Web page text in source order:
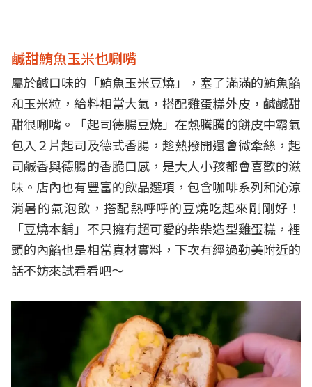
鹹甜鮪魚玉米也唰嘴
屬於鹹口味的「鮪魚玉米豆燒」，塞了滿滿的鮪魚餡
和玉米粒，給料相當大氣，搭配雞蛋糕外皮，鹹鹹甜
甜很唰嘴。「起司德腸豆燒」在熱騰騰的餅皮中霸氣
包入２片起司及德式香腸，趁熱撥開還會微牽絲，起
司鹹香與德腸的香脆口感，是大人小孩都會喜歡的滋
味。店內也有豐富的飲品選項，包含咖啡系列和沁涼
消暑的氣泡飲，搭配熱呼呼的豆燒吃起來剛剛好！
「豆燒本舖」不只擁有超可愛的柴柴造型雞蛋糕，裡
頭的內餡也是相當真材實料，下次有經過勤美附近的
話不妨來試看看吧～